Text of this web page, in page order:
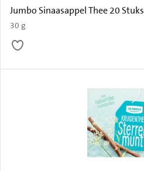
Jumbo Sinaasappel Thee 20 Stuks
30 g